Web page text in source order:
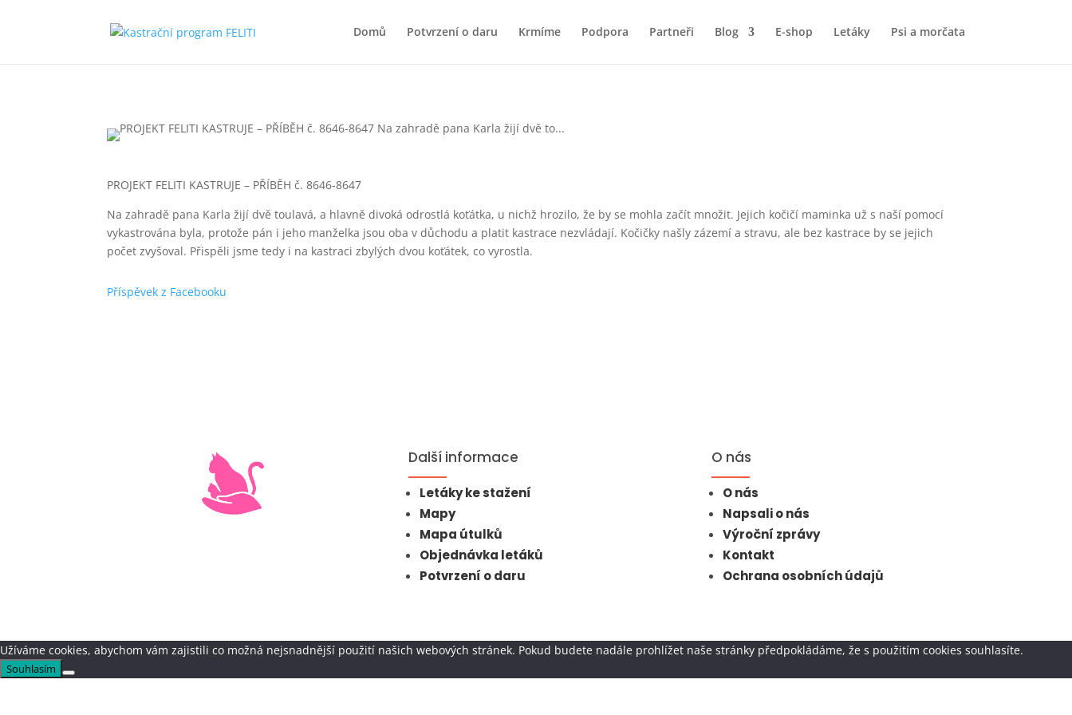
Domů Potvrzení o daru Krmíme Podpora Partneři Blog E-shop Letáky Psi a morčata
PROJEKT FELITI KASTRUJE – PŘÍBĚH č. 8646-8647
Na zahradě pana Karla žijí dvě toulavá, a hlavně divoká odrostlá koťátka, u nichž hrozilo, že by se mohla začít množit. Jejich kočičí maminka už s naší pomocí
vykastrována byla, protože pán i jeho manželka jsou oba v důchodu a platit kastrace nezvládají. Kočičky našly zázemí a stravu, ale bez kastrace by se jejich
počet zvyšoval. Přispěli jsme tedy i na kastraci zbylých dvou koťátek, co vyrostla.
Příspěvek z Facebooku
Další informace
Letáky ke stažení
Mapy
Mapa útulků
Objednávka letáků
Potvrzení o daru
O nás
O nás
Napsali o nás
Výroční zprávy
Kontakt
Ochrana osobních údajů
Užíváme cookies, abychom vám zajistili co možná nejsnadnější použití našich webových stránek. Pokud budete nadále prohlížet naše stránky předpokládáme, že s použitím cookies souhlasíte.
Souhlasím